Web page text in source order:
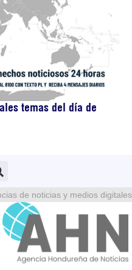
temas del día de
de noticias y medios digitales